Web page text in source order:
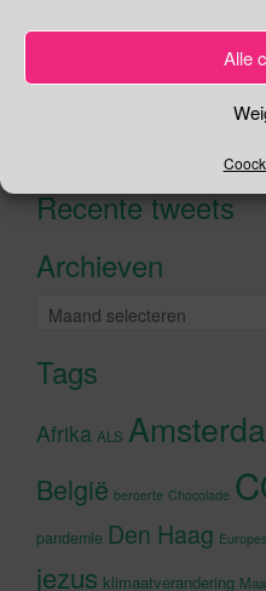
Alle
Zoeken
Recente tweets
Klik om
Archieven
Archieven
Tags
Afrika ALS
België beroerte Chocolade
pandemie Den Haag
jezus klimaatverandering